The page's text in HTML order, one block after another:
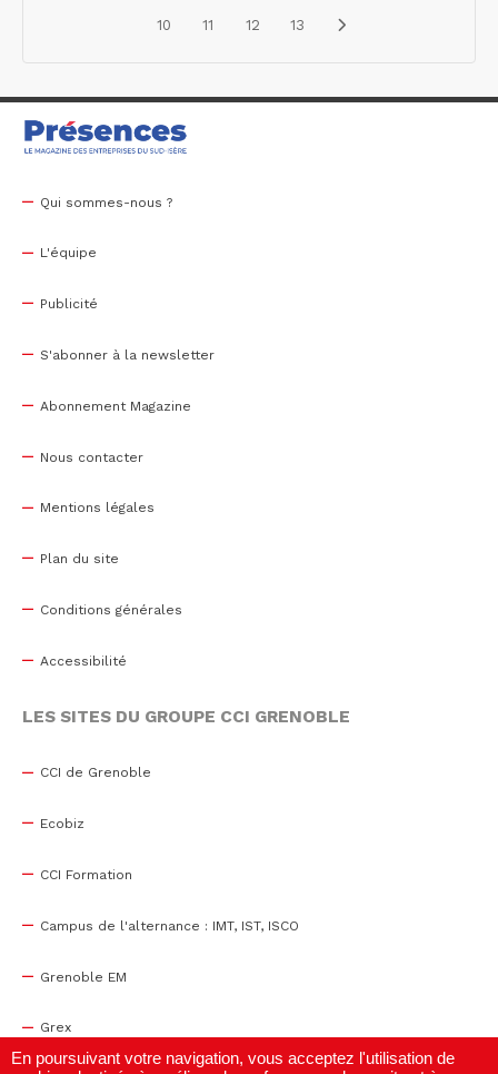
10 11 12 13
Qui sommes-nous ?
L'équipe
Publicité
S'abonner à la newsletter
Abonnement Magazine
Nous contacter
Mentions légales
Plan du site
Conditions générales
Accessibilité
LES SITES DU GROUPE CCI GRENOBLE
CCI de Grenoble
Ecobiz
CCI Formation
Campus de l'alternance : IMT, IST, ISCO
Grenoble EM
Grex
En poursuivant votre navigation, vous acceptez l'utilisation de